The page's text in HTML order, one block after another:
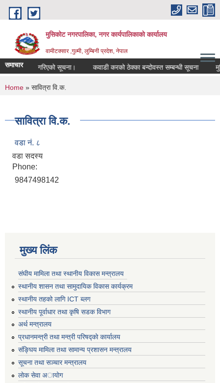
Skip to main content
मुसिकोट नगरपालिका, नगर कार्यपालिकाकाे कार्यालय
वामीटक्सार ,गुल्मी, लुम्बिनी प्रदेश, नेपाल
समाचार गरिएको सूचना। कवाडी करको ठेक्का बन्दोवस्त सम्बन्धी सूचना
You are here
Home » सावित्रा वि.क.
सावित्रा वि.क.
वडा नं. ८
वडा सदस्य
Phone:
9847498142
मुख्य लिंक
संघीय मामिला तथा स्थानीय विकास मन्त्रालय
स्थानीय शासन तथा सामुदायिक विकास कार्यक्रम
स्थानीय तहको लागि ICT ब्लग
स्थानीय पूर्वाधार तथा कृषि सडक विभाग
अर्थ मन्त्रालय
प्रधानमन्त्री तथा मन्त्री परिषद्काे कार्यालय
संङ्घिय मामिला तथा सामान्य प्रशासन मन्त्रालय
सूचना तथा सञ्चार मन्त्रालय
लाेक सेवा अायाेग